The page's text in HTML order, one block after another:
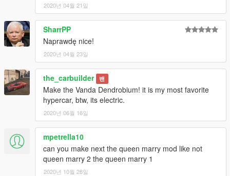
2020년 04월 21일
SharrPP
Naprawdę nice!
2020년 04월 23일
the_carbuilder 밴
Make the Vanda Dendrobium! it is my most favorite
hypercar, btw, its electric.
2020년 06월 16일
mpetrella10
can you make next the queen marry mod like not
queen marry 2 the queen marry 1
2020년 10월 28일